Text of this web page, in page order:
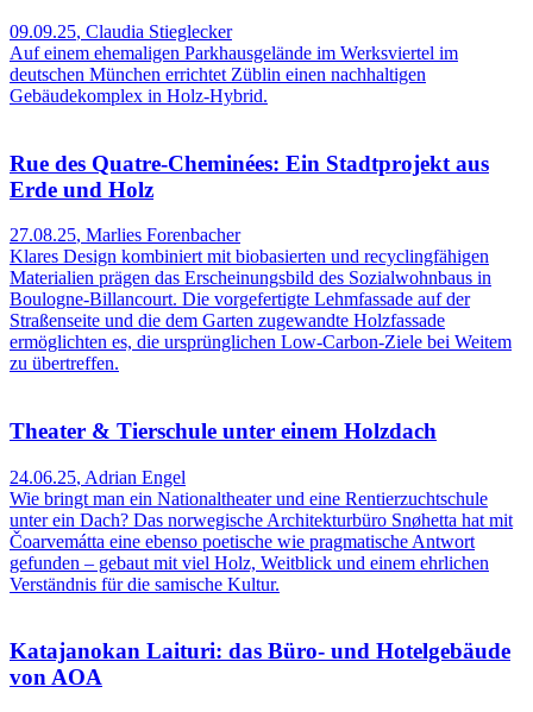
09.09.25, Claudia Stieglecker
Auf einem ehemaligen Parkhausgelände im Werksviertel im
deutschen München errichtet Züblin einen nachhaltigen
Gebäudekomplex in Holz-Hybrid.
Rue des Quatre-Cheminées: Ein Stadtprojekt aus
Erde und Holz
27.08.25, Marlies Forenbacher
Klares Design kombiniert mit biobasierten und recyclingfähigen
Materialien prägen das Erscheinungs­bild des Sozialwohnbaus in
Boulogne-Billancourt. Die vorgefertigte Lehmfassade auf der
Straßenseite und die dem Garten zugewandte Holzfassade
ermöglichten es, die ursprünglichen Low-Carbon-Ziele bei Weitem
zu übertreffen.
Theater & Tierschule unter einem Holzdach
24.06.25, Adrian Engel
Wie bringt man ein Nationaltheater und eine Rentierzuchtschule
unter ein Dach? Das norwegische Architekturbüro Snøhetta hat mit
Čoarvemátta eine ebenso poetische wie pragmatische Antwort
gefunden – gebaut mit viel Holz, Weitblick und einem ehrlichen
Verständnis für die samische Kultur.
Katajanokan Laituri: das Büro- und Hotelgebäude
von AOA